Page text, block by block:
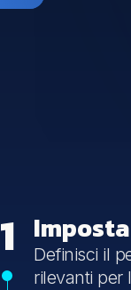
1
Definisci il
rilevanti per